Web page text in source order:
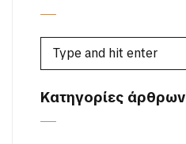
Κατηγορίες άρθρων